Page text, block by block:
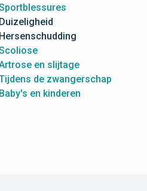
Duizeligheid
Hersenschudding
en slijtage
de zwangerschap
Baby's en kinderen